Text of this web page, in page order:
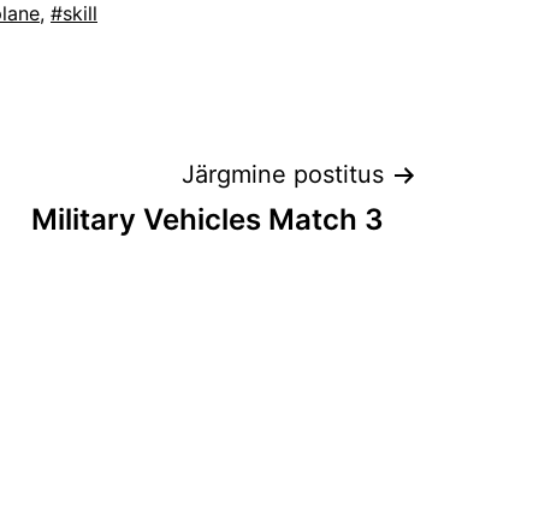
, #skill
Järgmine postitus
Military Vehicles Match 3